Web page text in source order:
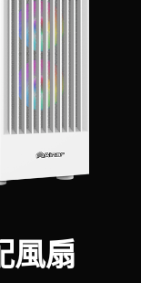
風扇